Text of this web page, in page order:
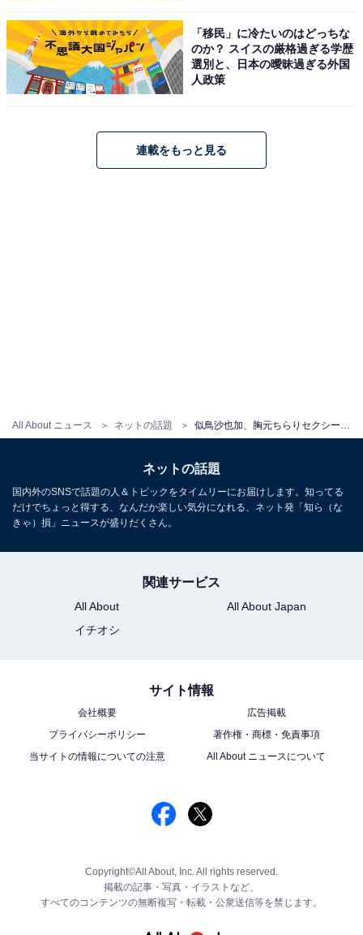
All About ニュース ネットの話題
「移民」に冷たいのはどっちな
のか？ スイスの厳格過ぎる学歴
選別と、日本の曖昧過ぎる外国
人政策
連載をもっと見る
ネットの話題
国内外のSNSで話題の人＆トピックをタイムリーにお届けします。知ってる
だけでちょっと得する、なんだか楽しい気分になれる、ネット発「知ら（な
きゃ）損」ニュースが盛りだくさん。
関連サービス
All About
All About Japan
イチオシ
サイト情報
会社概要
広告掲載
プライバシーポリシー
著作権・商標・免責事項
当サイトの情報についての注意
All About ニュースについて
Copyright©All About, Inc. All rights reserved.
掲載の記事・写真・イラストなど、
すべてのコンテンツの無断複写・転載・公衆送信等を禁じます。